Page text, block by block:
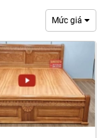
Mức giá